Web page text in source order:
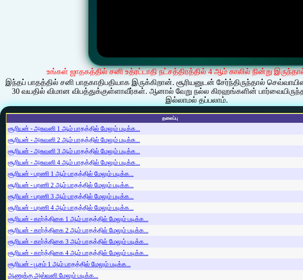
உங்கள் ஜாதகத்தில் சனி உத்ரட்டாதி நட்சத்திரத்தில் 4 ஆம் காலில் நின்று
இந்தப் பாதத்தில் சனி பாதகாதிபதியாக இருக்கிறான். சூரியனுடன் சேர்ந்திருந்தால்
30 வயதில் விமான விபத்துக்குள்ளாவீர்கள். ஆனால் வேறு நல்ல கிரஹங்களின்
இல்லாமல் தப்பலாம்.
தலைப்பு
சூரியன் - அசுவனி 1 ஆம் பாதத்தில் மேலும் படிக்க...
சூரியன் - அசுவனி 2 ஆம் பாதத்தில் மேலும் படிக்க...
சூரியன் - அசுவனி 3 ஆம் பாதத்தில் மேலும் படிக்க...
சூரியன் - அசுவனி 4 ஆம் பாதத்தில் மேலும் படிக்க...
சூரியன் - பரணி 1 ஆம் பாதத்தில் மேலும் படிக்க...
சூரியன் - பரணி 2 ஆம் பாதத்தில் மேலும் படிக்க...
சூரியன் - பரணி 3 ஆம் பாதத்தில் மேலும் படிக்க...
சூரியன் - பரணி 4 ஆம் பாதத்தில் மேலும் படிக்க...
சூரியன் - கார்த்திகை 1 ஆம் பாதத்தில் மேலும் படிக்க...
சூரியன் - கார்த்திகை 2 ஆம் பாதத்தில் மேலும் படிக்க...
சூரியன் - கார்த்திகை 3 ஆம் பாதத்தில் மேலும் படிக்க...
சூரியன் - கார்த்திகை 4 ஆம் பாதத்தில் மேலும் படிக்க...
சூரியன் - பூசம் 1 ஆம் பாதத்தில் மேலும் படிக்க...
ஆணுக்கு அஸ்வனி மேலும் படிக்க...